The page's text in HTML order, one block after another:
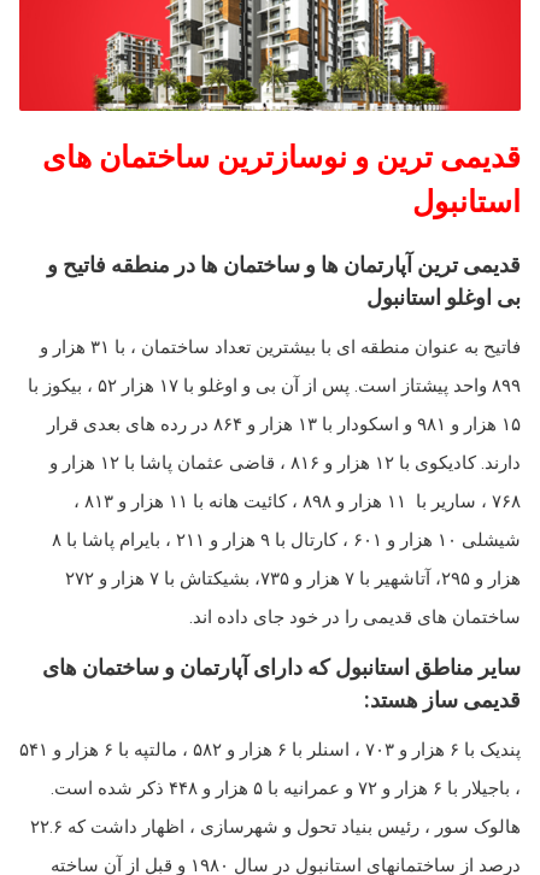
قدیمی ترین و نوسازترین ساختمان های
استانبول
قدیمی ترین آپارتمان ها و ساختمان ها در منطقه فاتیح و
بی اوغلو استانبول
فاتیح به عنوان منطقه ای با بیشترین تعداد ساختمان ، با ۳۱ هزار و
۸۹۹ واحد پیشتاز است. پس از آن بی و اوغلو با ۱۷ هزار ۵۲ ، بیكوز با
۱۵ هزار و ۹۸۱ و اسكودار با ۱۳ هزار و ۸۶۴ در رده های بعدی قرار
دارند. کادیکوی با ۱۲ هزار و ۸۱۶ ، قاضی عثمان پاشا با ۱۲ هزار و
۷۶۸ ، ساریر با ۱۱ هزار و ۸۹۸ ، کائیت هانه با ۱۱ هزار و ۸۱۳ ،
شیشلی ۱۰ هزار و ۶۰۱ ، کارتال با ۹ هزار و ۲۱۱ ، بایرام پاشا با ۸
هزار و ۲۹۵، آتاشهیر با ۷ هزار و ۷۳۵، بشیکتاش با ۷ هزار و ۲۷۲
ساختمان های قدیمی را در خود جای داده اند.
سایر مناطق استانبول که دارای آپارتمان و ساختمان های
قدیمی ساز هستد:
پندیک با ۶ هزار و ۷۰۳ ، اسنلر با ۶ هزار و ۵۸۲ ، مالتپه با ۶ هزار و ۵۴۱
، باجیلار با ۶ هزار و ۷۲ و عمرانیه با ۵ هزار و ۴۴۸ ذکر شده است.
هالوک سور ، رئیس بنیاد تحول و شهرسازی ، اظهار داشت که ۲۲.۶
درصد از ساختمانهای استانبول در سال ۱۹۸۰ و قبل از آن ساخته